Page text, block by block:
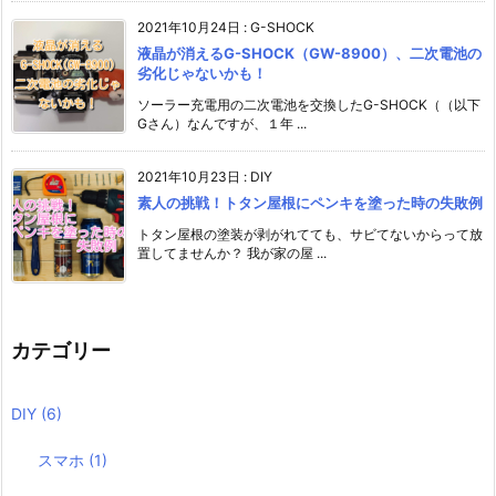
2021年10月24日 : G-SHOCK
液晶が消えるG-SHOCK（GW-8900）、二次電池の
劣化じゃないかも！
ソーラー充電用の二次電池を交換したG-SHOCK（（以下
Gさん）なんですが、１年 ...
2021年10月23日 : DIY
素人の挑戦！トタン屋根にペンキを塗った時の失敗例
トタン屋根の塗装が剥がれてても、サビてないからって放
置してませんか？ 我が家の屋 ...
カテゴリー
DIY (6)
スマホ (1)